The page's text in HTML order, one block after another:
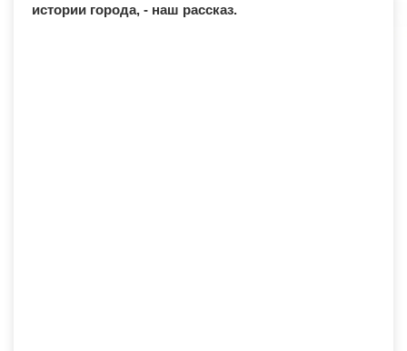
истории города, - наш рассказ.